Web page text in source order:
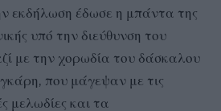
εκδήλωση έδωσε η μπάντα της
υπό την διεύθυνση του
με την χορωδία του δάσκαλου
που μάγεψαν με τις
μελωδίες και τα